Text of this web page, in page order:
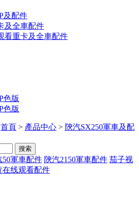
及配件
及全車配件
看重卡及全車配件
色版
色版
首頁 > 產品中心 > 陝汽SX250軍車及配
搜索
50軍車配件 陝汽2150軍車配件 茄子视
在线观看配件